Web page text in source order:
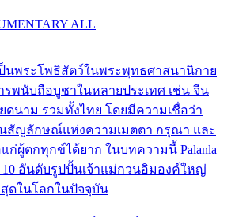
ALL
นพระโพธิสัตว์ในพระพุทธศาสนานิกาย
รพนับถือบูชาในหลายประเทศ เช่น จีน
ดนาม รวมทั้งไทย โดยมีความเชื่อว่า
นสัญลักษณ์แห่งความเมตตา กรุณา และ
ก่ผู้ตกทุกข์ได้ยาก ในบทความนี้ Palanla
10 อันดับรูปปั้นเจ้าแม่กวนอิมองค์ใหญ่
ดในโลกในปัจจุบัน